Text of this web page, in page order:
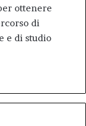
ottenere
di
e di studio